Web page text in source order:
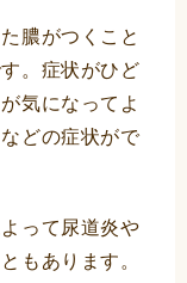
膿がつくこと
。症状がひど
気になってよ
どの症状がで
って尿道炎や
もあります。